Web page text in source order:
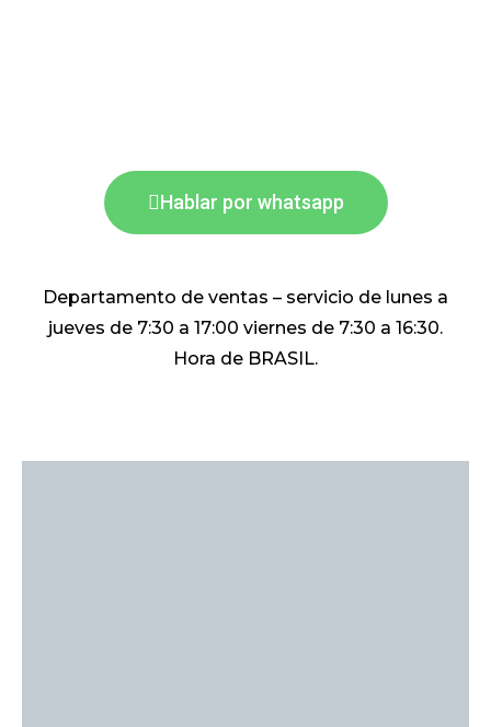
Hablar por whatsapp
Departamento de ventas – servicio de lunes a
jueves de 7:30 a 17:00 viernes de 7:30 a 16:30.
Hora de BRASIL.